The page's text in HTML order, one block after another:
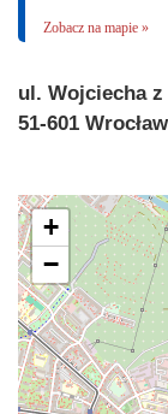
Zobacz na mapie »
ul. Wojciecha
51-601 Wrocław
+
−